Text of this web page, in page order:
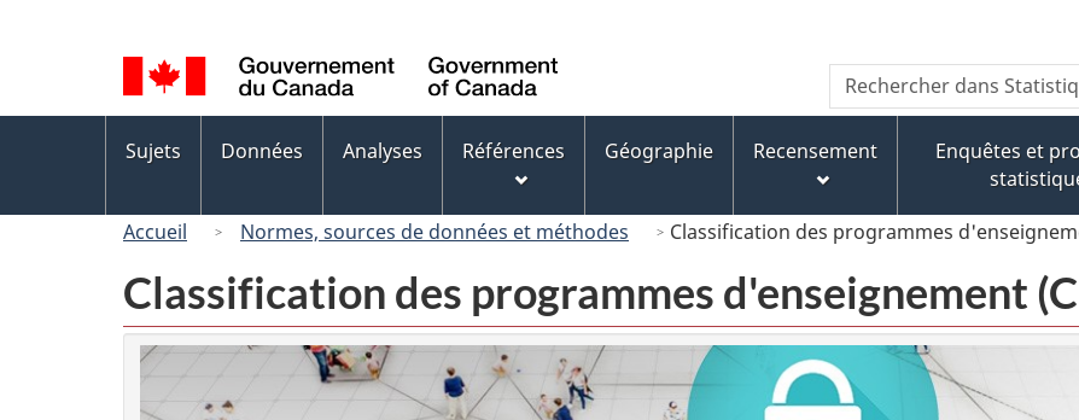
au
contenu
principal
« À
propos
de
ce
version
HTML
simplifiée
de
la
langue
Canada
Recherche
Rechercher
dans
Canada
des
Sujets Données Analyses Références Géographie Recensement
Enquêtes et
Accueil Normes, sources de données et méthodes Classification des programmes
Classification des programmes d'enseignement